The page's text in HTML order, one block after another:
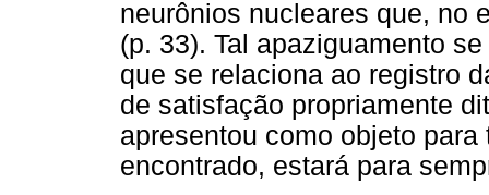
neurônios nucleares que, no
(p. 33). Tal apaziguamento
que se relaciona ao registro
de satisfação propriamente
apresentou como objeto
encontrado, estará para